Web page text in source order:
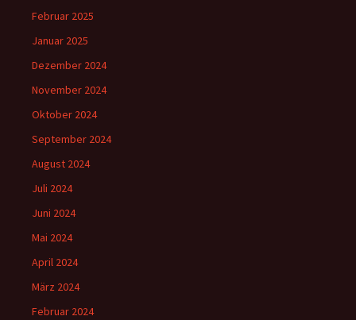
Februar 2025
Januar 2025
Dezember 2024
November 2024
Oktober 2024
September 2024
August 2024
Juli 2024
Juni 2024
Mai 2024
April 2024
März 2024
Februar 2024